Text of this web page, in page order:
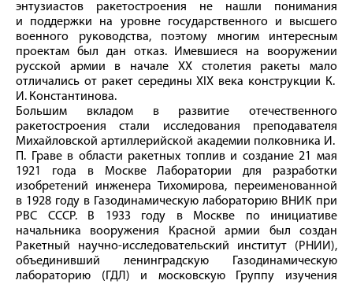
энтузиастов ракетостроения не нашли понимания
и поддержки на уровне государственного и высшего
военного руководства, поэтому многим интересным
проектам был дан отказ. Имевшиеся на вооружении
русской армии в начале ХХ столетия ракеты мало
отличались от ракет середины ХIХ века конструкции К.
И. Константинова.
Большим вкладом в развитие отечественного
ракетостроения стали исследования преподавателя
Михайловской артиллерийской академии полковника И.
П. Граве в области ракетных топлив и создание 21 мая
1921 года в Москве Лаборатории для разработки
изобретений инженера Тихомирова, переименованной
в 1928 году в Газодинамическую лабораторию ВНИК при
РВС СССР. В 1933 году в Москве по инициативе
начальника вооружения Красной армии был создан
Ракетный научно-исследовательский институт (РНИИ),
объединивший ленинградскую Газодинамическую
лабораторию (ГДЛ) и московскую Группу изучения